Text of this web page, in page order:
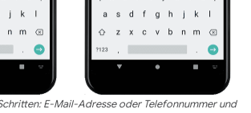
E-Mail-Adresse oder Telefonnummer und